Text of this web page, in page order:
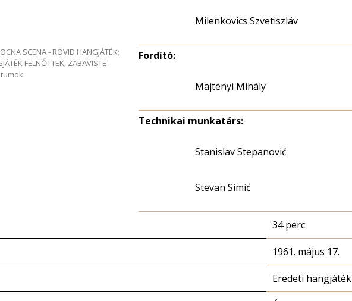
SCENA - RÖVID HANGJÁTÉK;
FELNŐTTEK; ZABAVISTE-
Milenkovics Szvetiszláv
Fordító:
Majtényi Mihály
Technikai munkatárs:
Stanislav Stepanović
Stevan Simić
34 perc
1961. május 17.
Eredeti hangjáték